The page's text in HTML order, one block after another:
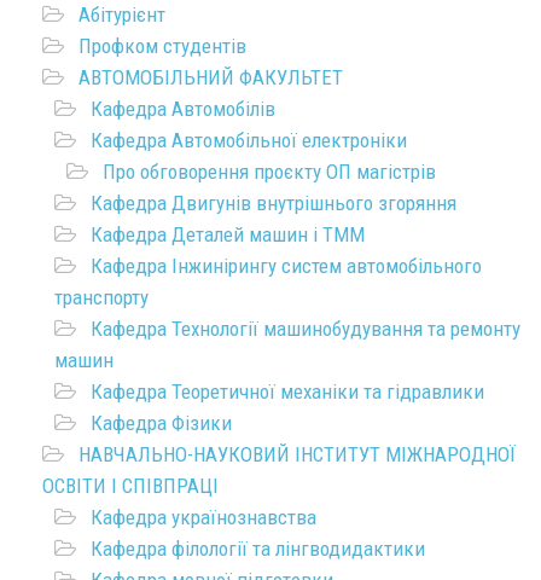
Абітурієнт
Профком студентів
АВТОМОБІЛЬНИЙ ФАКУЛЬТЕТ
Кафедра Автомобілів
Кафедра Автомобільної електроніки
Про обговорення проєкту ОП магістрів
Кафедра Двигунів внутрішнього згоряння
Кафедра Деталей машин і ТММ
Кафедра Інжинірингу систем автомобільного
транспорту
Кафедра Технології машинобудування та ремонту
машин
Кафедра Теоретичної механіки та гідравлики
Кафедра Фізики
НАВЧАЛЬНО-НАУКОВИЙ ІНСТИТУТ МІЖНАРОДНОЇ
ОСВІТИ І СПІВПРАЦІ
Кафедра українознавства
Кафедра філології та лінгводидактики